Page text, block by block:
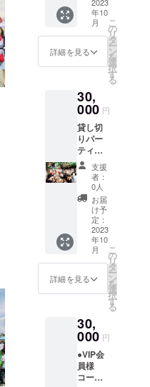
いただ
きま
す。 ※3
名様に
満たな
希望の
方が出
てくる
までお
待ちい
ただき
ます。
いきま
す。あ
なたの
街で、
お友達
と是非
本場の
コ料理
を楽し
んでく
ださ
い。 ●
有効期
限2023
年10月1
日より
2025年
10月30
日ま
で。
※1 交
通費は
別にな
りま
ただき
ませ
ん。
※2 屋
台の出
店場所
年10
月
詳細を見る
こ
の
リ
タ
ー
ン
を
選
択
す
る
30,
000 円
貸し切
りパー
ティー
コース
●1700
から
2100ま
で店舗
貸し切
り（10
名様ま
で） ●
ウエル
カムド
リンク
付き・
コピー
ル・メ
キシコ
産プレ
ミアム
テキー
支援
者：
0人
お届
け予
定：
2023
年10
月
詳細を見る
こ
の
リ
タ
ー
ン
を
選
択
す
る
30,
000 円
●VIP会
員様
コー